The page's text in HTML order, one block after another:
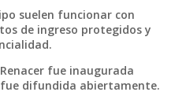
suelen funcionar con
de ingreso protegidos y
fue inaugurada
difundida abiertamente.